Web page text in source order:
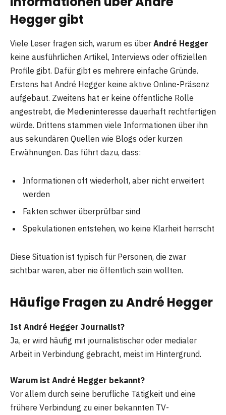
Hegger gibt
Viele Leser fragen sich, warum es über André Hegger
keine ausführlichen Artikel, Interviews oder offiziellen
Profile gibt. Dafür gibt es mehrere einfache Gründe.
Erstens hat André Hegger keine aktive Online-Präsenz
aufgebaut. Zweitens hat er keine öffentliche Rolle
angestrebt, die Medieninteresse dauerhaft rechtfertigen
würde. Drittens stammen viele Informationen über ihn
aus sekundären Quellen wie Blogs oder kurzen
Erwähnungen. Das führt dazu, dass:
Informationen oft wiederholt, aber nicht erweitert
werden
Fakten schwer überprüfbar sind
Spekulationen entstehen, wo keine Klarheit herrscht
Diese Situation ist typisch für Personen, die zwar
sichtbar waren, aber nie öffentlich sein wollten.
Häufige Fragen zu André Hegger
Ist André Hegger Journalist?
Ja, er wird häufig mit journalistischer oder medialer
Arbeit in Verbindung gebracht, meist im Hintergrund.
Warum ist André Hegger bekannt?
Vor allem durch seine berufliche Tätigkeit und eine
frühere Verbindung zu einer bekannten TV-